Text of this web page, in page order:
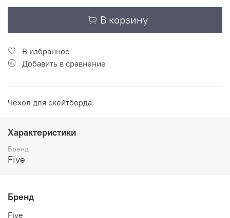
В корзину
В избранное
Добавить в сравнение
Чехол для скейтборда
Характеристики
Бренд
Five
Бренд
Five